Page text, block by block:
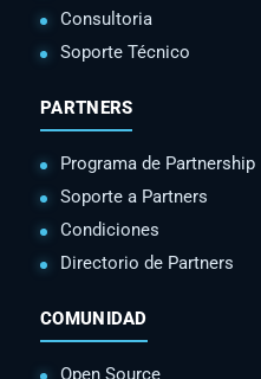
Consultoria
Soporte Técnico
PARTNERS
Programa de Partnership
Soporte a Partners
Condiciones
Directorio de Partners
COMUNIDAD
Open Source